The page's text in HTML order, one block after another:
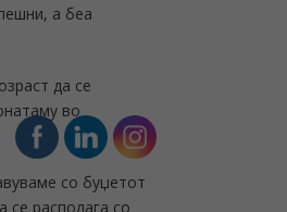
а беа
да се
во
со буџетот
се располага со